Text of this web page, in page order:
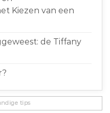
Kiezen van een
de Tiffany
tips